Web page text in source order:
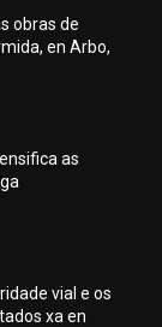
obras de
en Arbo,
as
vial e os
xa en